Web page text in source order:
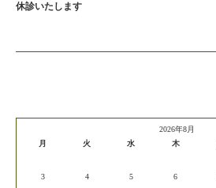
休診いたします
2026年8月
月
火 水 木
3
4 5 6